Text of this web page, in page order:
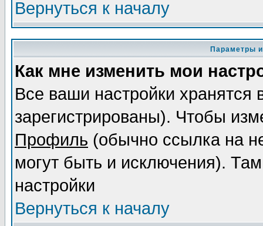
Вернуться к началу
Параметры
Как мне изменить мои
Все ваши настройки
зарегистрированы). Чтобы
Профиль (обычно ссылка на
могут быть и исключения).
настройки
Вернуться к началу